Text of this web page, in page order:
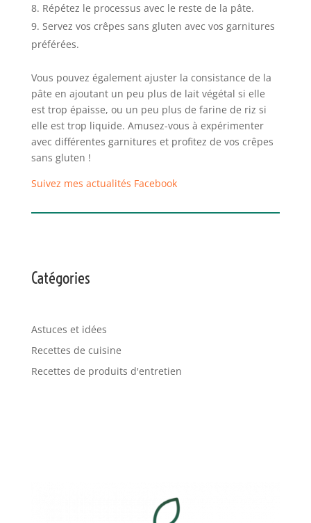
Répétez le processus avec le reste de la pâte.
Servez vos crêpes sans gluten avec vos garnitures
préférées.
Vous pouvez également ajuster la consistance de la
pâte en ajoutant un peu plus de lait végétal si elle
est trop épaisse, ou un peu plus de farine de riz si
elle est trop liquide. Amusez-vous à expérimenter
avec différentes garnitures et profitez de vos crêpes
sans gluten !
Suivez mes actualités Facebook
Catégories
Astuces et idées
Recettes de cuisine
Recettes de produits d'entretien